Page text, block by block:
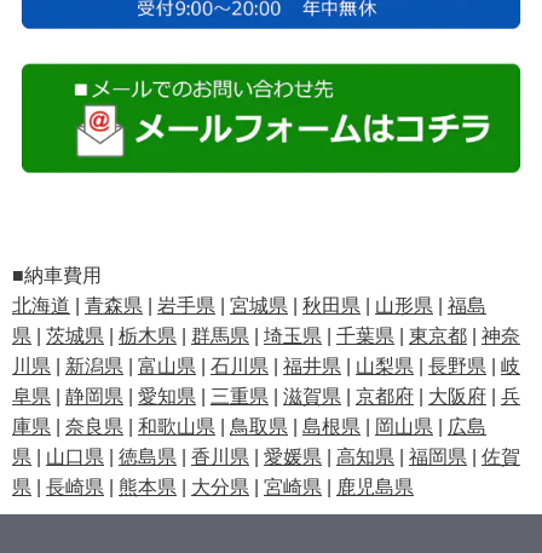
■納車費用
北海道
青森県 岩手県 宮城県 秋田県 山形県
福島
県
茨城県 栃木県 群馬県 埼玉県 千葉県 東京都
神奈
川県
新潟県 富山県 石川県 福井県 山梨県 長野県
岐
阜県
静岡県 愛知県 三重県 滋賀県 京都府 大阪府
兵
庫県
奈良県 和歌山県 鳥取県 島根県 岡山県
広島
県
山口県 徳島県 香川県 愛媛県 高知県 福岡県
佐賀
県
長崎県 熊本県 大分県 宮崎県 鹿児島県